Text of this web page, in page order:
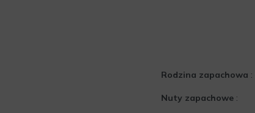
Rodzina zapachowa :
Nuty zapachowe: